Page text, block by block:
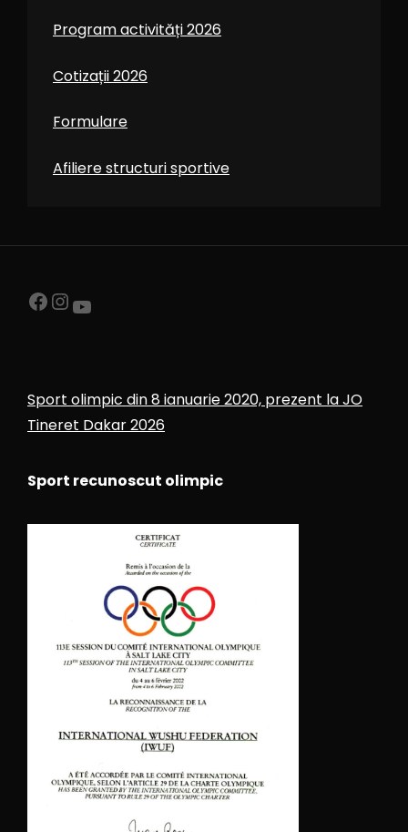
Program activități 2026
Cotizații 2026
Formulare
Afiliere structuri sportive
Sport olimpic din 8 ianuarie 2020, prezent la JO
Tineret Dakar 2026
Sport recunoscut olimpic